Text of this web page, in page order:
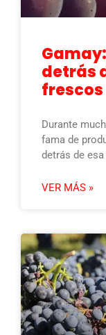
detrás
frescos
Durante
fama de
detrás de
VER MÁS »